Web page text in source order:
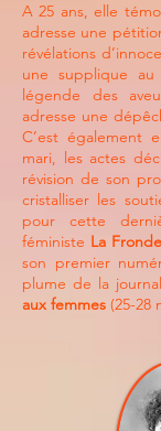
A 25 ans, elle
adresse une
révélations
une supplique
légende des
adresse une
C’est également
mari, les actes
révision de son
cristalliser les
pour cette
féministe La Fronde
son premier
plume de la
aux femmes (25-28